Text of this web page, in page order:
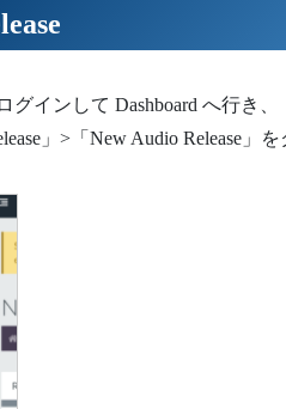
グインして Dashboard へ行き、
」>「New Audio Release」を